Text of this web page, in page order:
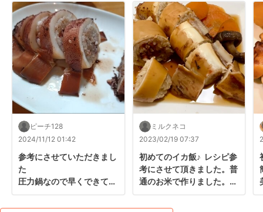
ピーチ128
2024/11/12 01:42
参考にさせていただきまし
た
圧力鍋なので早くできて美
ミルクネコ
2023/02/19 07:37
初めてのイカ飯♪  レシピ参
考にさせて頂きました。普
通のお米で作りました。イ
たです♪ ご馳走様でした